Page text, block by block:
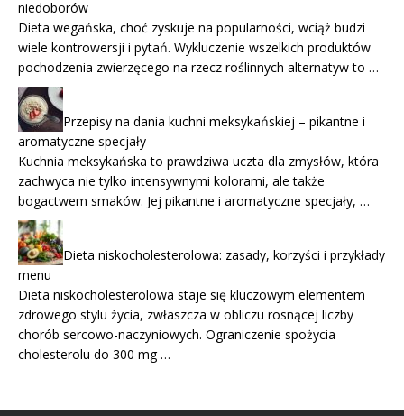
niedoborów
Dieta wegańska, choć zyskuje na popularności, wciąż budzi
wiele kontrowersji i pytań. Wykluczenie wszelkich produktów
pochodzenia zwierzęcego na rzecz roślinnych alternatyw to …
Przepisy na dania kuchni meksykańskiej – pikantne i
aromatyczne specjały
Kuchnia meksykańska to prawdziwa uczta dla zmysłów, która
zachwyca nie tylko intensywnymi kolorami, ale także
bogactwem smaków. Jej pikantne i aromatyczne specjały, …
Dieta niskocholesterolowa: zasady, korzyści i przykłady
menu
Dieta niskocholesterolowa staje się kluczowym elementem
zdrowego stylu życia, zwłaszcza w obliczu rosnącej liczby
chorób sercowo-naczyniowych. Ograniczenie spożycia
cholesterolu do 300 mg …